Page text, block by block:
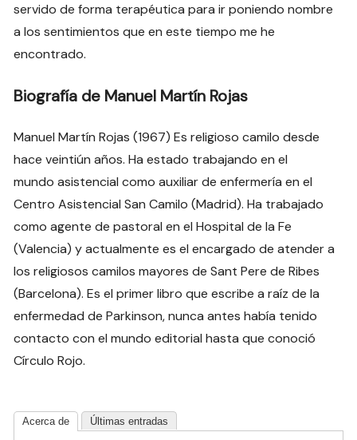
servido de forma terapéutica para ir poniendo nombre
a los sentimientos que en este tiempo me he
encontrado.
Biografía de Manuel Martín Rojas
Manuel Martín Rojas (1967) Es religioso camilo desde
hace veintiún años. Ha estado trabajando en el
mundo asistencial como auxiliar de enfermería en el
Centro Asistencial San Camilo (Madrid). Ha trabajado
como agente de pastoral en el Hospital de la Fe
(Valencia) y actualmente es el encargado de atender a
los religiosos camilos mayores de Sant Pere de Ribes
(Barcelona). Es el primer libro que escribe a raíz de la
enfermedad de Parkinson, nunca antes había tenido
contacto con el mundo editorial hasta que conoció
Círculo Rojo.
Acerca de Últimas entradas